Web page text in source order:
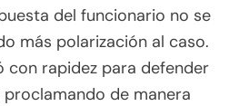
del funcionario no se
más polarización al caso.
con rapidez para defender
de manera